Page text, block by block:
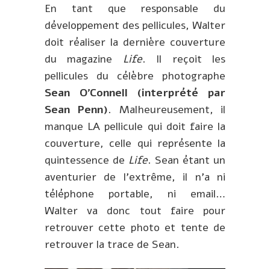
En tant que responsable du
développement des pellicules, Walter
doit réaliser la dernière couverture
du magazine Life. Il reçoit les
pellicules du célèbre photographe
Sean O’Connell (interprété par
Sean Penn). Malheureusement, il
manque LA pellicule qui doit faire la
couverture, celle qui représente la
quintessence de Life. Sean étant un
aventurier de l’extrême, il n’a ni
téléphone portable, ni email…
Walter va donc tout faire pour
retrouver cette photo et tente de
retrouver la trace de Sean.